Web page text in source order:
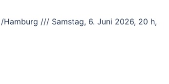
/// Samstag, 6. Juni 2026, 20 h,